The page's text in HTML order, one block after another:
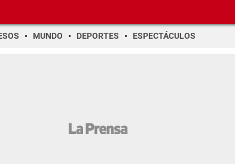
MUNDO DEPORTES ESPECTÁCULOS